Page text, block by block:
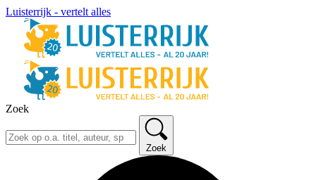
Luisterrijk - vertelt alles
Zoek
Zoek